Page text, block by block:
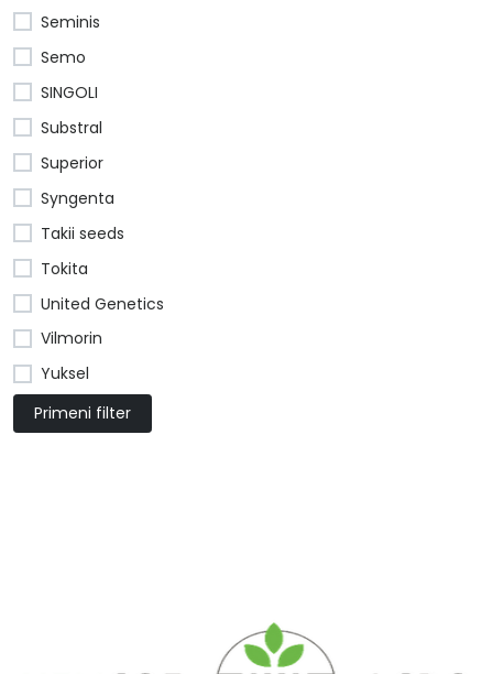
Seminis
Semo
SINGOLI
Substral
Superior
Syngenta
Takii seeds
Tokita
United Genetics
Vilmorin
Yuksel
Primeni filter